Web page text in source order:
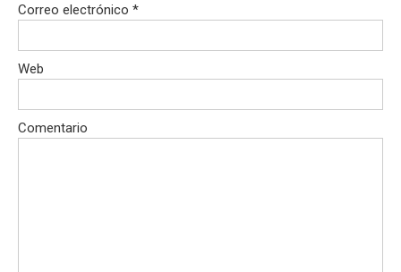
Correo electrónico *
Web
Comentario